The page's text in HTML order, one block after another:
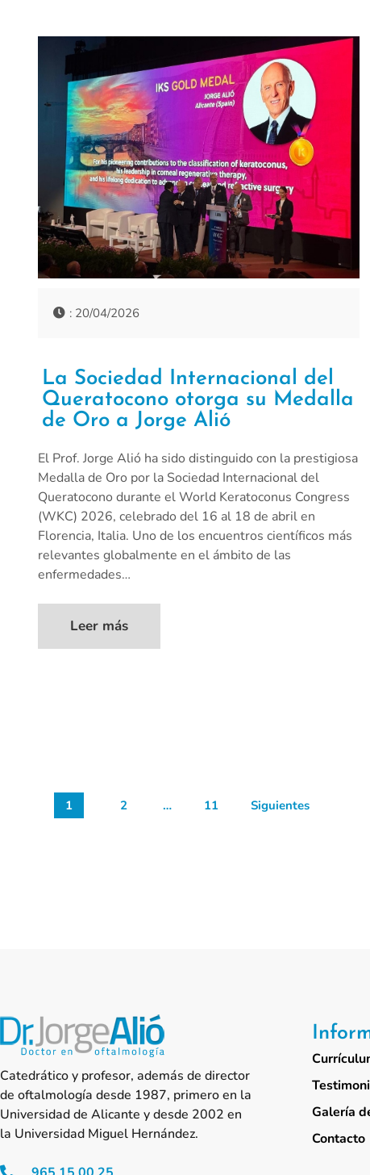
: 20/04/2026
La Sociedad Internacional del
Queratocono otorga su Medalla
de Oro a Jorge Alió
El Prof. Jorge Alió ha sido distinguido con la prestigiosa
Medalla de Oro por la Sociedad Internacional del
Queratocono durante el World Keratoconus Congress
(WKC) 2026, celebrado del 16 al 18 de abril en
Florencia, Italia. Uno de los encuentros científicos más
relevantes globalmente en el ámbito de las
enfermedades…
Leer más
1 2 … 11 Siguientes
Catedrático y profesor, además de director
de oftalmología desde 1987, primero en la
Universidad de Alicante y desde 2002 en
la Universidad Miguel Hernández.
Galería
Contacto